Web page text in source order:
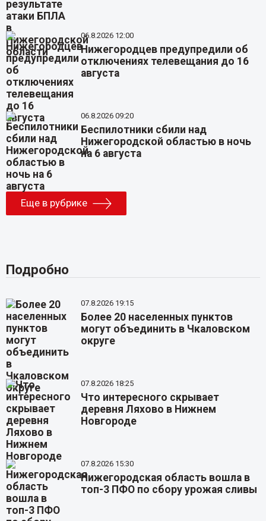
06.8.2026 12:00
Нижегородцев предупредили об
отключениях телевещания до 16
августа
06.8.2026 09:20
Беспилотники сбили над
Нижегородской областью в ночь
на 6 августа
Еще в рубрике
Подробно
07.8.2026 19:15
Более 20 населенных пунктов
могут объединить в Чкаловском
округе
07.8.2026 18:25
Что интересного скрывает
деревня Ляхово в Нижнем
Новгороде
07.8.2026 15:30
Нижегородская область вошла в
топ-3 ПФО по сбору урожая сливы